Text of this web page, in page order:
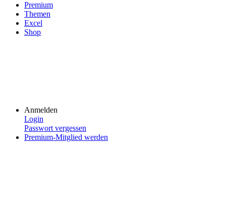
Premium
Themen
Excel
Shop
Anmelden
Login
Passwort vergessen
Premium-Mitglied werden